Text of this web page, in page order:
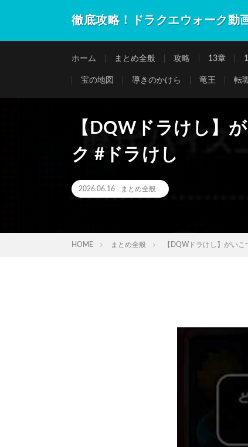
徹底攻略！ドラクエウォーク動
ホーム まとめ全般 攻略 13章
宝の地図 導きのかけら 竜王 転
【DQWドラけし】
ク #ドラけし
2026.06.16 まとめ全般
HOME まとめ全般 【DQWドラけし】がい